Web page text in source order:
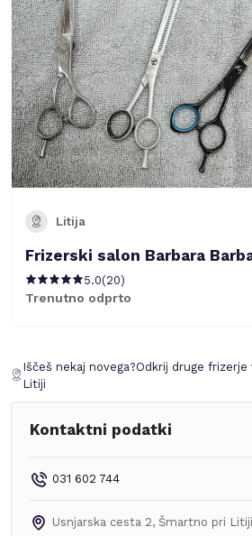
Litija
Frizerski salon Barbara
5.0(20)
Trenutno odprto
Iščeš nekaj novega?Odkrij druge frizerje
Litiji
Kontaktni podatki
031 602 744
Usnjarska cesta 2, Šmartno pri Litiji